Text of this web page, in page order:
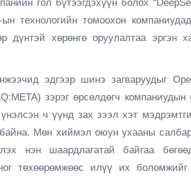
гол бүтээгдэхүүн болох
технологийн томоохон
дүнтэй хөрөнгө оруулалтаа эргэн
эдгээр шинэ загваруудыг
зэрэг өрсөлдөгч компаниудын
ч үүнд зах зээл хэт
Мөн хиймэл оюун ухааны
нэн шаардлагатай байгаа
төхөөрөмжөөс илүү их